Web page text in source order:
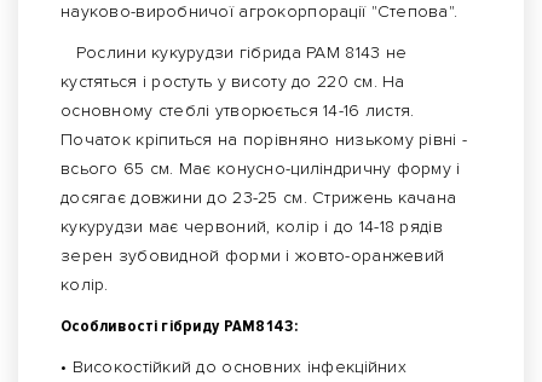
науково-виробничої агрокорпорації "Степова".
Рослини кукурудзи гібрида РАМ 8143 не
кустяться і ростуть у висоту до 220 см. На
основному стеблі утворюється 14-16 листя.
Початок кріпиться на порівняно низькому рівні -
всього 65 см. Має конусно-циліндричну форму і
досягає довжини до 23-25 ​​см. Стрижень качана
кукурудзи має червоний, колір і до 14-18 рядів
зерен зубовидной форми і жовто-оранжевий
колір.
Особливості гібриду РАМ8143:
• Високостійкий до основних інфекційних